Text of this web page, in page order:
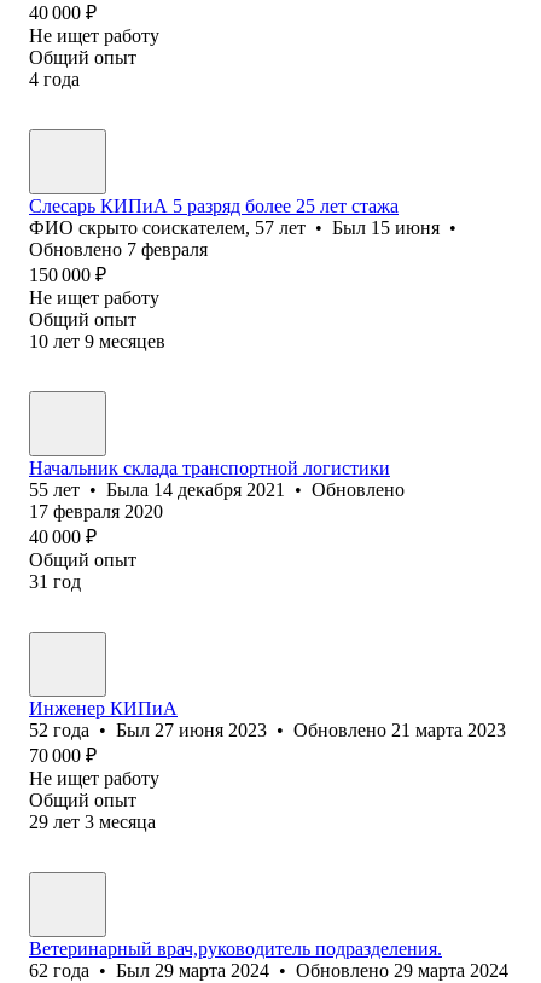
40 000 ₽
Не ищет работу
Общий опыт
4 года
Слесарь КИПиА 5 разряд более 25 лет стажа
ФИО скрыто соискателем, 57 лет • Был 15 июня •
Обновлено 7 февраля
150 000 ₽
Не ищет работу
Общий опыт
10 лет 9 месяцев
Начальник склада транспортной логистики
55 лет • Была 14 декабря 2021 • Обновлено
17 февраля 2020
40 000 ₽
Общий опыт
31 год
Инженер КИПиА
52 года • Был 27 июня 2023 • Обновлено 21 марта 2023
70 000 ₽
Не ищет работу
Общий опыт
29 лет 3 месяца
Ветеринарный врач,руководитель подразделения.
62 года • Был 29 марта 2024 • Обновлено 29 марта 2024